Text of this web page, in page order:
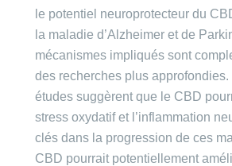
le potentiel neuroprotecteur du
la maladie d’Alzheimer et de
mécanismes impliqués sont
des recherches plus
études suggèrent que le CBD
stress oxydatif et l’inflammation
clés dans la progression de ces
CBD pourrait potentiellement